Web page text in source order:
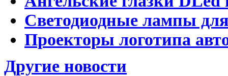
Светодиодные лампы
Проекторы логотипа
Другие новости